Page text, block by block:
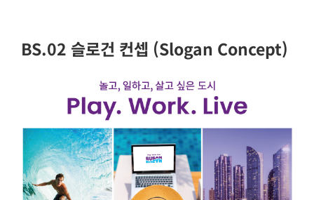
BS.02 슬로건 컨셉 (Slogan Concept)